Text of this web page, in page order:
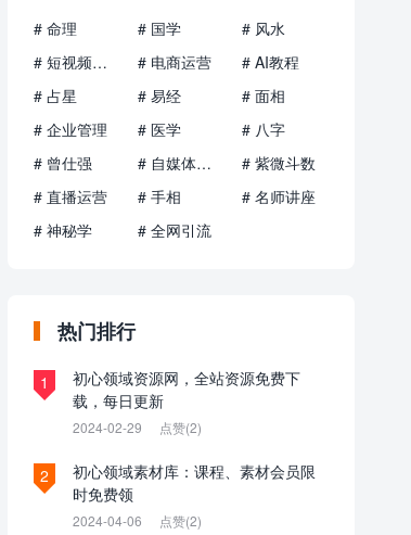
# 命理 # 国学
# 风水
# 短视频运营
# 电商运营
# AI教程
# 占星
# 易经
# 面相
# 企业管理
# 医学
# 八字
# 曾仕强
# 自媒体运营
# 紫微斗数
# 直播运营
# 手相
# 名师讲座
# 神秘学
# 全网引流
热门排行
1
初心领域资源网，全站资源免费下
载，每日更新
2024-02-29 点赞(2)
2
初心领域素材库：课程、素材会员限
时免费领
2024-04-06 点赞(2)